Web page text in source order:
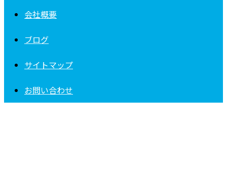
会社概要
ブログ
サイトマップ
お問い合わせ